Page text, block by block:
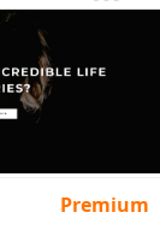
Premium